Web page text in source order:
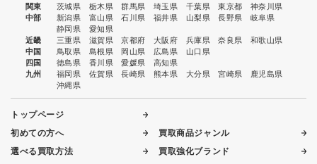
関東
茨城県 栃木県 群馬県 埼玉県 千葉県 東京都
神奈川県
中部
新潟県 富山県 石川県 福井県 山梨県 長野県
岐阜県
静岡県
愛知県
近畿
三重県 滋賀県 京都府 大阪府 兵庫県 奈良県
和歌山県
中国
鳥取県 島根県 岡山県 広島県
山口県
四国
徳島県 香川県 愛媛県
高知県
九州
福岡県 佐賀県 長崎県 熊本県 大分県 宮崎県
鹿児島県
沖縄県
トップページ
初めての方へ
選べる買取方法
買取商品ジャンル
買取強化ブランド